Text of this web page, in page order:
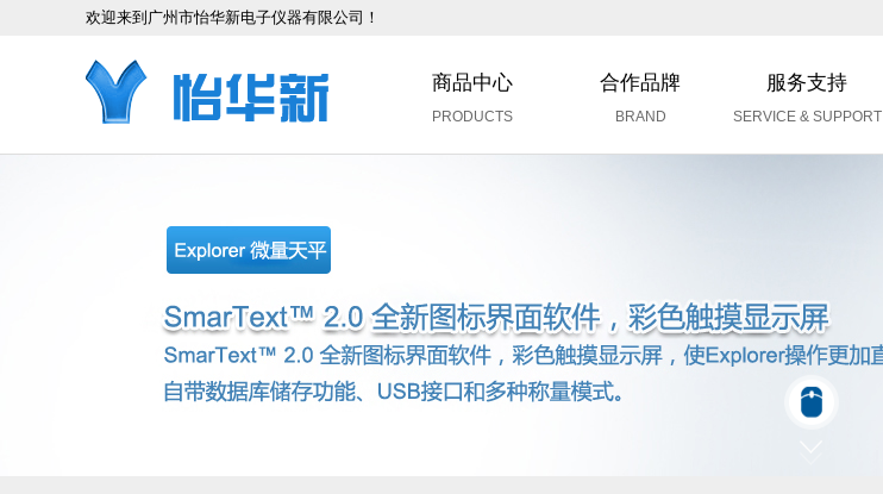
欢迎来到广州市怡华新电子仪器有限公司！
商品中心
PRODUCTS
合作品牌
BRAND
服务支持
SERVICE & SUPPORT